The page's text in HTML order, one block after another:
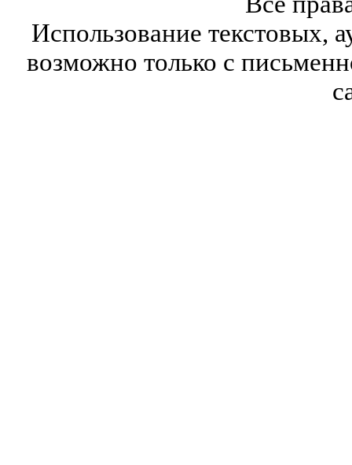
Использование текстовых,
возможно только с